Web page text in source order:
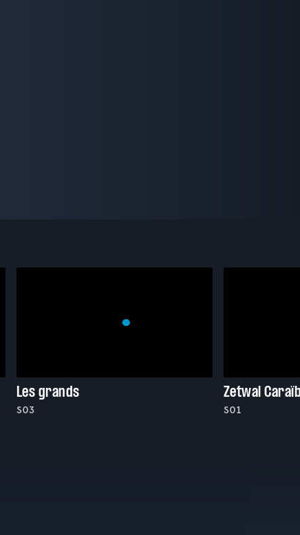
Les grands
S03
Zetwal
S01